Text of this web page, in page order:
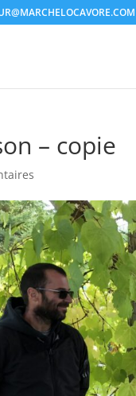
– copie